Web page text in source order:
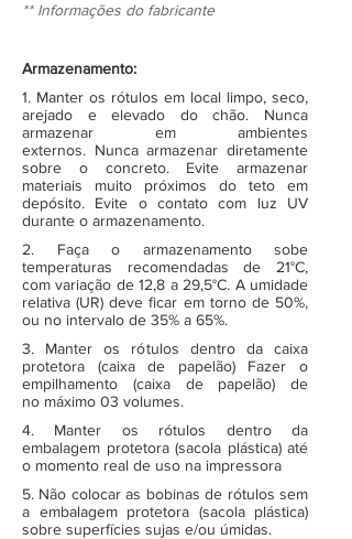
** Informações do fabricante
Armazenamento:
1. Manter os rótulos em local limpo, seco,
arejado e elevado do chão. Nunca
armazenar em ambientes
externos. Nunca armazenar diretamente
sobre o concreto. Evite armazenar
materiais muito próximos do teto em
depósito. Evite o contato com luz UV
durante o armazenamento.
2. Faça o armazenamento sobe
temperaturas recomendadas de 21°C,
com variação de 12,8 a 29,5°C. A umidade
relativa (UR) deve ficar em torno de 50%,
ou no intervalo de 35% a 65%.
3. Manter os rótulos dentro da caixa
protetora (caixa de papelão) Fazer o
empilhamento (caixa de papelão) de
no máximo 03 volumes.
4. Manter os rótulos dentro da
embalagem protetora (sacola plástica) até
o momento real de uso na impressora
5. Não colocar as bobinas de rótulos sem
a embalagem protetora (sacola plástica)
sobre superfícies sujas e/ou úmidas.